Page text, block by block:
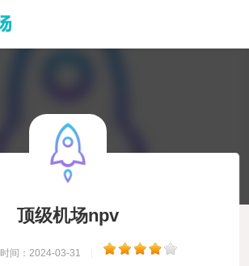
顶级机场npv
时间：2024-03-31